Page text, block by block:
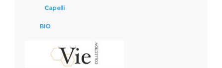
Capelli
BIO